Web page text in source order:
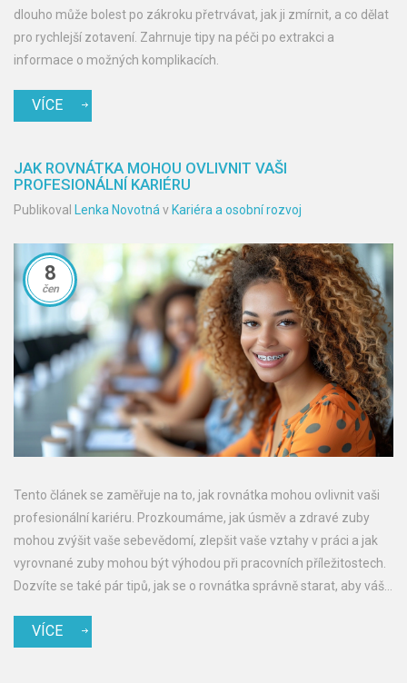
dlouho může bolest po zákroku přetrvávat, jak ji zmírnit, a co dělat
pro rychlejší zotavení. Zahrnuje tipy na péči po extrakci a
informace o možných komplikacích.
VÍCE
JAK ROVNÁTKA MOHOU OVLIVNIT VAŠI
PROFESIONÁLNÍ KARIÉRU
Publikoval Lenka Novotná v Kariéra a osobní rozvoj
8
čen
Tento článek se zaměřuje na to, jak rovnátka mohou ovlivnit vaši
profesionální kariéru. Prozkoumáme, jak úsměv a zdravé zuby
mohou zvýšit vaše sebevědomí, zlepšit vaše vztahy v práci a jak
vyrovnané zuby mohou být výhodou při pracovních příležitostech.
Dozvíte se také pár tipů, jak se o rovnátka správně starat, aby váš
VÍCE